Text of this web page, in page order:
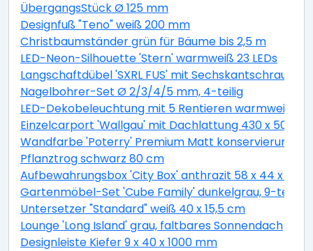
ÜbergangsStück Ø 125 mm
Designfuß "Teno" weiß 200 mm
Christbaumständer grün für Bäume bis 2,5 m
LED-Neon-Silhouette 'Stern' warmweiß 23 LEDs
Langschaftdübel 'SXRL FUS' mit Sechskantschraube,
Nagelbohrer-Set Ø 2/3/4/5 mm, 4-teilig
LED-Dekobeleuchtung mit 5 Rentieren warmweiß
Einzelcarport 'Wallgau' mit Dachlattung 430 x 500
Wandfarbe 'Poterry' Premium Matt
Pflanztrog schwarz 80 cm
Aufbewahrungsbox 'City Box' anthrazit 58 x 44 x 55
Gartenmöbel-Set 'Cube Family' dunkelgrau, 9-teilig
Untersetzer "Standard" weiß 40 x 15,5 cm
Lounge 'Long Island' grau, faltbares Sonnendach
Designleiste Kiefer 9 x 40 x 1000 mm